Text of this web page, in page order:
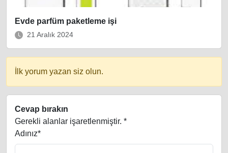
Evde parfüm paketleme işi
21 Aralık 2024
İlk yorum yazan siz olun.
Cevap bırakın
Gerekli alanlar işaretlenmiştir. *
Adınız*